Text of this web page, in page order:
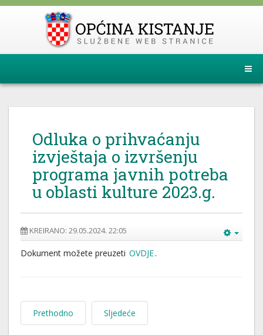
Odluka o prihvaćanju
izvještaja o izvršenju
programa javnih potreba
u oblasti kulture 2023.g.
KREIRANO: 29.05.2024. 22:05
Dokument možete preuzeti OVDJE.
Prethodno Sljedeće